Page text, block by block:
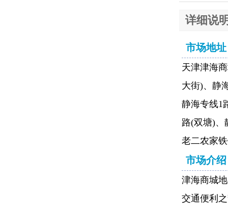
详细说
市场地址
天津津海
大街)、静
静海专线1
路(双塘)、
老二农家
市场介绍
津海商城
交通便利